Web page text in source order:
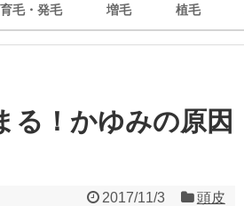
育毛・発毛 増毛 植毛
る！かゆみの原因
2017/11/3 頭皮